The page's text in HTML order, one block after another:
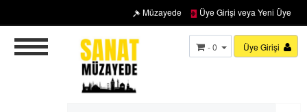
Müzayede Üye Girişi veya Yeni Üye
Üye Girişi
- 0